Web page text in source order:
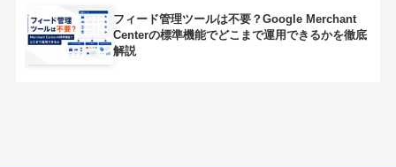
フィード管理ツールは不要？Google Merchant
Centerの標準機能でどこまで運用できるかを徹底
解説